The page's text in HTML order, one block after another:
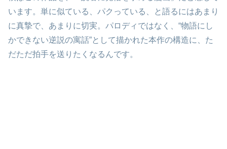
います。単に似ている、パクっている、と語るにはあまり
に真摯で、あまりに切実。パロディではなく、“物語にし
かできない逆説の寓話”として描かれた本作の構造に、た
だただ拍手を送りたくなるんです。